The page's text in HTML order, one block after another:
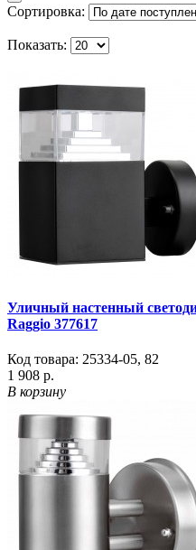
Сортировка:
Показать:
Уличный настенный
Raggio 377617
Код товара: 25334-05, 82
1 908 р.
В корзину